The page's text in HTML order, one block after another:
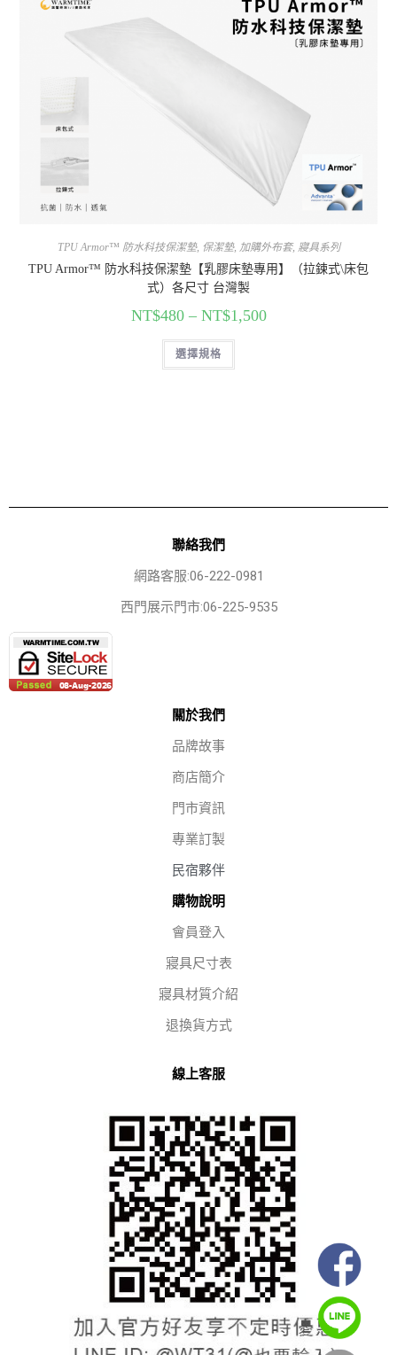
TPU Armor™ 防水科技保潔墊, 保潔墊, 加購外布套, 寢具系列
TPU Armor™ 防水科技保潔墊【乳膠床墊專用】（拉鍊式\床包
式）各尺寸 台灣製
NT$480– NT$1,500
選擇規格
聯絡我們
網路客服:06-222-0981
西門展示門市:06-225-9535
關於我們
品牌故事
商店簡介
門市資訊
專業訂製
民宿夥伴
購物說明
會員登入
寢具尺寸表
寢具材質介紹
退換貨方式
線上客服